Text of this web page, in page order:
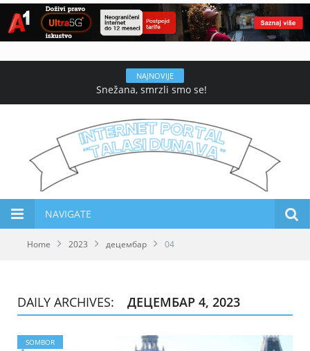
NAJNOVIJE
Snežana, smrzli smo se!
NAVIGATE
Home 2023 децембар 04
DAILY ARCHIVES: ДЕЦЕМБАР 4, 2023
SOMBOR